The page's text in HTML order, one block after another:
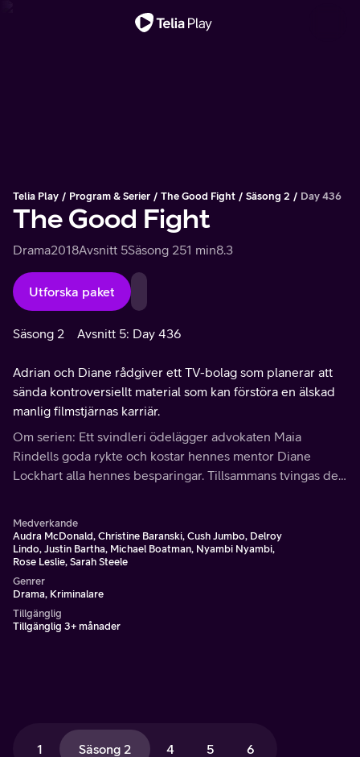
Telia Play Program & Serier The Good Fight Säsong 2 Day 436
The Good Fight
Drama2018Avsnitt 5Säsong 251 min8.3
Utforska paket
Säsong 2 Avsnitt 5: Day 436
Adrian och Diane rådgiver ett TV-bolag som planerar att
sända kontroversiellt material som kan förstöra en älskad
manlig filmstjärnas karriär.
Om serien: Ett svindleri ödelägger advokaten Maia
Rindells goda rykte och kostar hennes mentor Diane
Lockhart alla hennes besparingar. Tillsammans tvingas de
Medverkande
Audra McDonald, Christine Baranski, Cush Jumbo, Delroy
Lindo, Justin Bartha, Michael Boatman, Nyambi Nyambi,
Rose Leslie, Sarah Steele
Genrer
Drama, Kriminalare
Tillgänglig
Tillgänglig 3+ månader
1 Säsong 2 4 5 6